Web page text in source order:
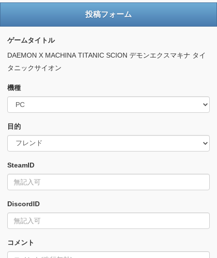
投稿フォーム
ゲームタイトル
DAEMON X MACHINA TITANIC SCION デモンエクスマキナ タイ
タニックサイオン
機種
目的
SteamID
DiscordID
コメント